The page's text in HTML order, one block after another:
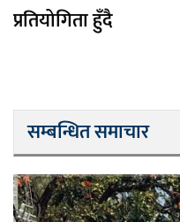
प्रतियोगिता हुँदै
सम्बन्धित समाचार